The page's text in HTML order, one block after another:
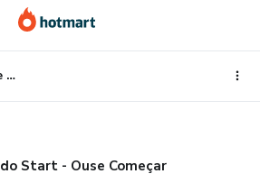
Método Start - Ouse Começar
Start - Ouse Começar